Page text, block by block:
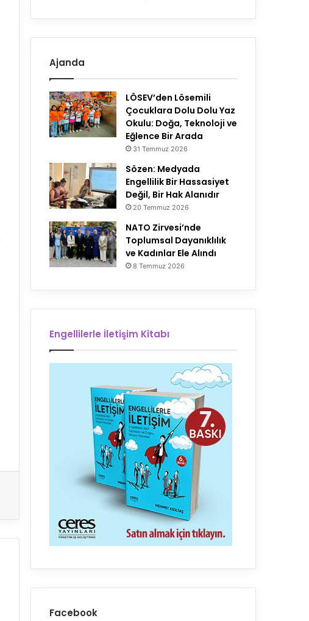
Ajanda
LÖSEV’den Lösemili
Çocuklara Dolu Dolu Yaz
Okulu: Doğa, Teknoloji ve
Eğlence Bir Arada
31 Temmuz 2026
Sözen: Medyada
Engellilik Bir Hassasiyet
Değil, Bir Hak Alanıdır
20 Temmuz 2026
NATO Zirvesi’nde
Toplumsal Dayanıklılık
ve Kadınlar Ele Alındı
8 Temmuz 2026
Engellilerle İletişim Kitabı
Facebook